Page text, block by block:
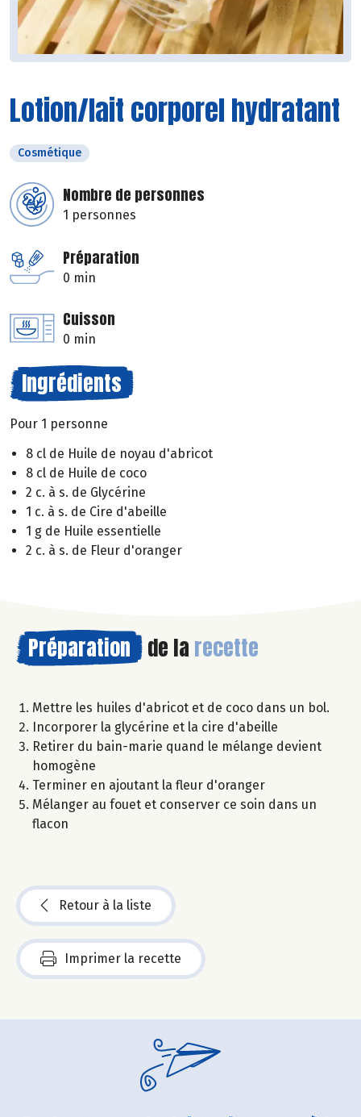
Lotion/lait corporel hydratant
Cosmétique
Nombre de personnes
1 personnes
Préparation
0 min
Cuisson
0 min
Ingrédients
Pour 1 personne
8 cl de Huile de noyau d'abricot
8 cl de Huile de coco
2 c. à s. de Glycérine
1 c. à s. de Cire d'abeille
1 g de Huile essentielle
2 c. à s. de Fleur d'oranger
Préparation de la recette
Mettre les huiles d'abricot et de coco dans un bol.
Incorporer la glycérine et la cire d'abeille
Retirer du bain-marie quand le mélange devient
homogène
Terminer en ajoutant la fleur d'oranger
Mélanger au fouet et conserver ce soin dans un
flacon
Retour à la liste
Imprimer la recette